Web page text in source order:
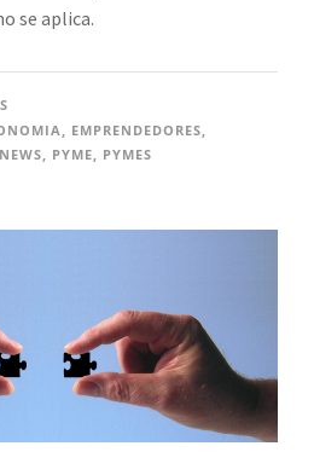
se aplica.
, EMPRENDEDORES,
NEWS PYME PYMES